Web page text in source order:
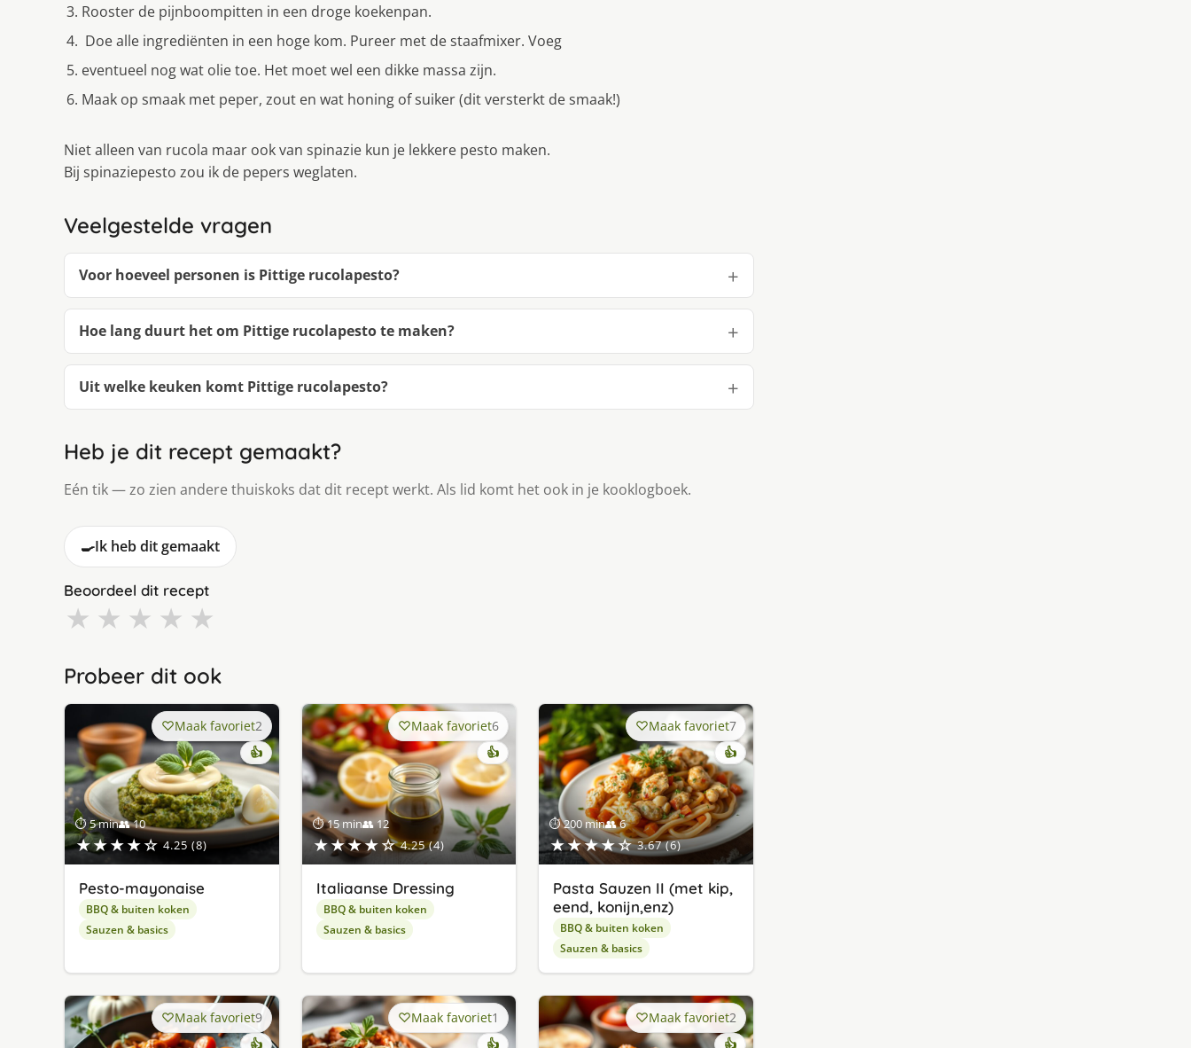
Rooster de pijnboompitten in een droge koekenpan.
Doe alle ingrediënten in een hoge kom. Pureer met de staafmixer. Voeg
eventueel nog wat olie toe. Het moet wel een dikke massa zijn.
Maak op smaak met peper, zout en wat honing of suiker (dit versterkt de smaak!)
Niet alleen van rucola maar ook van spinazie kun je lekkere pesto maken.
Bij spinaziepesto zou ik de pepers weglaten.
Veelgestelde vragen
Voor hoeveel personen is Pittige rucolapesto?
Hoe lang duurt het om Pittige rucolapesto te maken?
Uit welke keuken komt Pittige rucolapesto?
Heb je dit recept gemaakt?
Eén tik — zo zien andere thuiskoks dat dit recept werkt. Als lid komt het ook in je kooklogboek.
🍳Ik heb dit gemaakt
Beoordeel dit recept
★ ★ ★ ★ ★
Probeer dit ook
⏱ 5 min👥 10
★★★★☆ 4.25 (8)
Maak favoriet2
👍
Pesto-mayonaise
BBQ & buiten koken
Sauzen & basics
⏱ 15 min👥 12
★★★★☆ 4.25 (4)
Maak favoriet6
👍
Italiaanse Dressing
BBQ & buiten koken
Sauzen & basics
⏱ 200 min👥 6
★★★★☆ 3.67 (6)
Maak favoriet7
👍
Pasta Sauzen II (met kip,
eend, konijn,enz)
BBQ & buiten koken
Sauzen & basics
Maak favoriet9
👍
Maak favoriet1
👍
Maak favoriet2
👍